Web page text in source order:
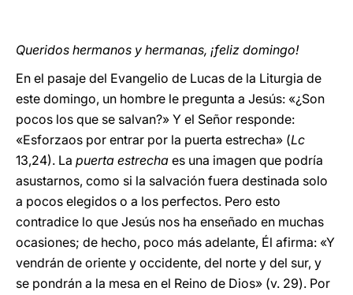
Queridos hermanos y hermanas, ¡feliz domingo!
En el pasaje del Evangelio de Lucas de la Liturgia de
este domingo, un hombre le pregunta a Jesús: «¿Son
pocos los que se salvan?» Y el Señor responde:
«Esforzaos por entrar por la puerta estrecha» (Lc
13,24). La puerta estrecha es una imagen que podría
asustarnos, como si la salvación fuera destinada solo
a pocos elegidos o a los perfectos. Pero esto
contradice lo que Jesús nos ha enseñado en muchas
ocasiones; de hecho, poco más adelante, Él afirma: «Y
vendrán de oriente y occidente, del norte y del sur, y
se pondrán a la mesa en el Reino de Dios» (v. 29). Por